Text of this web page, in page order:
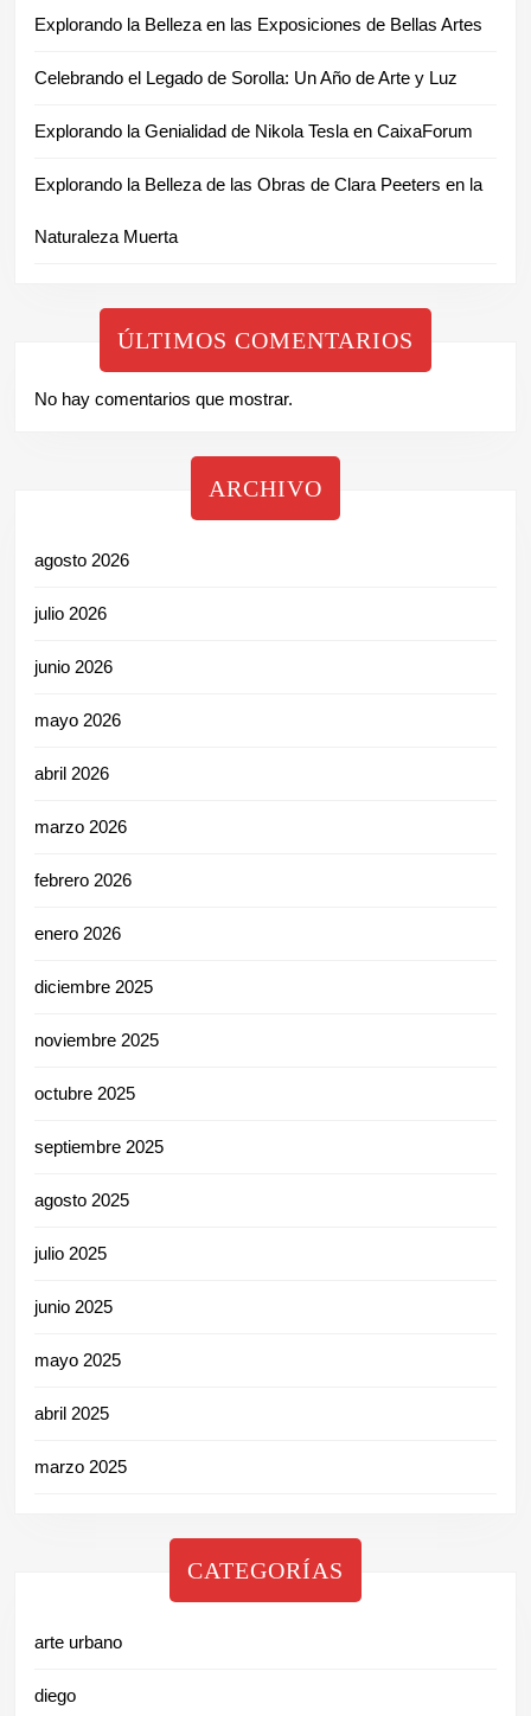
Explorando la Belleza en las Exposiciones de Bellas Artes
Celebrando el Legado de Sorolla: Un Año de Arte y Luz
Explorando la Genialidad de Nikola Tesla en CaixaForum
Explorando la Belleza de las Obras de Clara Peeters en la
Naturaleza Muerta
ÚLTIMOS COMENTARIOS
No hay comentarios que mostrar.
ARCHIVO
agosto 2026
julio 2026
junio 2026
mayo 2026
abril 2026
marzo 2026
febrero 2026
enero 2026
diciembre 2025
noviembre 2025
octubre 2025
septiembre 2025
agosto 2025
julio 2025
junio 2025
mayo 2025
abril 2025
marzo 2025
CATEGORÍAS
arte urbano
diego